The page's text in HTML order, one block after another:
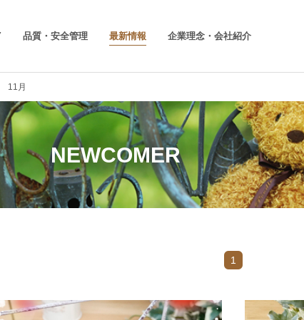
品質・安全管理 最新情報 企業理念・会社紹介
11月
NEWCOMER
1